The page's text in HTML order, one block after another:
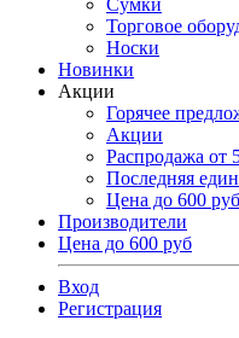
Сумки
Торговое
Носки
Новинки
Акции
Горячее
Акции
Распродажа от
Последняя
Цена до 600
Производители
Цена до 600 руб
Вход
Регистрация